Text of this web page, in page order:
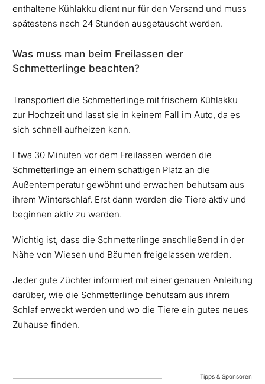
enthaltene Kühlakku dient nur für den Versand und muss
spätestens nach 24 Stunden ausgetauscht werden.
Was muss man beim Freilassen der
Schmetterlinge beachten?
Transportiert die Schmetterlinge mit frischem Kühlakku
zur Hochzeit und lasst sie in keinem Fall im Auto, da es
sich schnell aufheizen kann.
Etwa 30 Minuten vor dem Freilassen werden die
Schmetterlinge an einem schattigen Platz an die
Außentemperatur gewöhnt und erwachen behutsam aus
ihrem Winterschlaf. Erst dann werden die Tiere aktiv und
beginnen aktiv zu werden.
Wichtig ist, dass die Schmetterlinge anschließend in der
Nähe von Wiesen und Bäumen freigelassen werden.
Jeder gute Züchter informiert mit einer genauen Anleitung
darüber, wie die Schmetterlinge behutsam aus ihrem
Schlaf erweckt werden und wo die Tiere ein gutes neues
Zuhause finden.
Tipps & Sponsoren